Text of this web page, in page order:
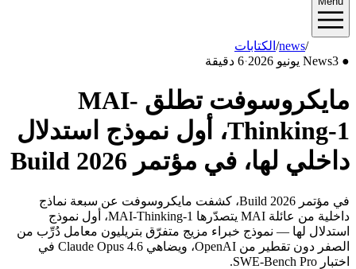
الكتابات/news
●
News 3 يونيو 2026 ·6 دقيقة
مايكروسوفت تطلق MAI-
Thinking-1، أول نموذج استدلال
داخلي لها، في مؤتمر Build 2026
في مؤتمر Build 2026، كشفت مايكروسوفت عن سبعة نماذج
داخلية من عائلة MAI يتصدّرها MAI-Thinking-1، أول نموذج
استدلال لها — نموذج خبراء مزيج متفرّق بتريليون معامل دُرِّب من
الصفر دون تقطير من OpenAI، ويضاهي Claude Opus 4.6 في
اختبار SWE-Bench Pro.